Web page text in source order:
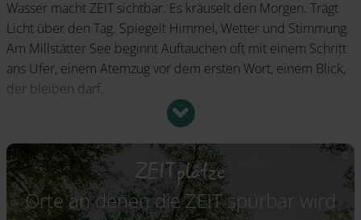
Wasser macht ZEIT sichtbar. Es kräuselt den Morgen. Trägt
Licht über den Tag. Spiegelt Himmel, Wetter und Stimmung.
Am Millstätter See beginnt Auftauchen oft mit einem Schritt
ans Ufer, einem Atemzug vor dem ersten Wort, einem Blick,
der bleiben darf.
Zwischen See und Berg liegen Orte, die dem Augenblick
eine Form geben: eine Outdoor-Badewanne unter freiem
Himmel, eine Panoramaschaukel im Wind, ein Biwak unter
Sternen, ein ZEITplatz mit Aussicht, ein Picknickplatz, an dem
der Tag plötzlich langsamer schmeckt.
ZEITplätze
Orte an denen die ZEIT spürbar wird